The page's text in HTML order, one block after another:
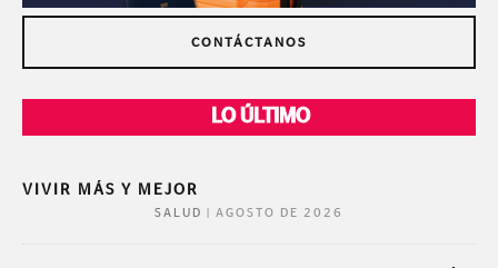
CONTÁCTANOS
LO ÚLTIMO
VIVIR MÁS Y MEJOR
SALUD AGOSTO DE 2026